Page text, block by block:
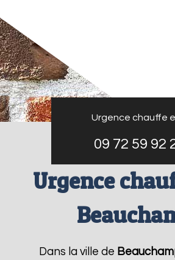
Urgence chauffe
09 72 59 92
Urgence
Dans la ville de